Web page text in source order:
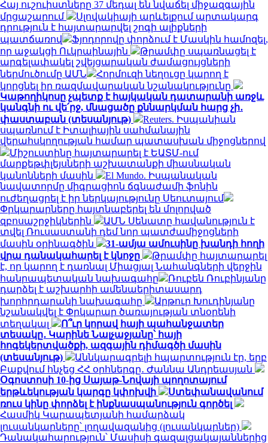
Հայ ուշուիստները 37 մեդալ են նվաճել միջազգային
մրցաշարում
Սլովակիայի արևելքում արտակարգ
դրություն է հայտարարվել շոգի ալիքների
պատճառով
Ֆյոդորովը փորձում է Մասկին համոզել,
որ աջակցի Ուկրաինային
Թրամփը սպառնացել է
արգելափակել շվեյցարական ժամացույցների
ներմուծումը ԱՄՆ
Հորմուզի նեղուցը կարող է
կորցնել իր ռազմավարական նշանակությունը
Կաթողիկոսը չպետք է հայկական դատարանի առջև
կանգնի ու վե՛րջ, մնացածը քննարկման հարց չի․
փաստաբան (տեսանյութ)
Reuters. Իսպանիան
սպառնում է Իտալիային սահմանային
վերահսկողության համար պատասխան միջոցներով
Միշուստինը հայտարարել է ԵԱՏՄ-ում
մարքեթփլեյսների աշխատանքի միասնական
կանոնների մասին
El Mundo. Իսպանական
նավատորմը միգրացիոն ճգնաժամի ֆոնին
ուժեղացրել է իր ներկայությունը Սեուտայում
Փրկարարները հայտնաբերել են մոլորված
զբոսաշրջիկներին
ԱՄՆ Սենատը հավանություն է
տվել Ռուսաստանի դեմ նոր պատժամիջոցների
մասին օրինագծին
31-ամյա ամուսինը խանդի հողի
վրա դանակահարել է կնոջը
Թրամփը հայտարարել
է, որ կարող է դառնալ Միացյալ Նահանգների վերջին
հանրապետական ​​նախագահը
Ռուբեն Ռուբինյանը
դարձել է աշխարհի ամենաերիտասարդ
խորհրդարանի նախագահը
Արթուր Խուդինյանը
նշանակվել է Փրկարար ծառայության տնօրենի
տեղակալ
Ո՞ւր կորավ հայի պահանջատեր
տեսակը․ Կարինե Նալչաջյանը՝ հայի
հոգեկերտվածքի, ազգային դիմագծի մասին
(տեսանյութ)
Աննկարագրելի հպարտություն էր, երբ
Բաքվում հնչեց ՀՀ օրհներգը․ Ժաննա Անդրեասյան
Օգոստոսի 10-ից Սայաթ-Նովայի պողոտայում
երթևեկության կարգը կփոխվի
Ստեփանավանում
ռուս կինը փորձել է ինքնասպանություն գործել
Հասմիկ Կարապետյանի համարձակ
լուսանկարները՝ լողավազանից (լուսանկարներ)
Դանակահարություն՝ Մասիսի գազալցակայաններից